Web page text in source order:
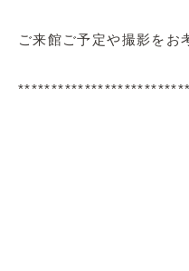
ご来館ご予定や撮影をお